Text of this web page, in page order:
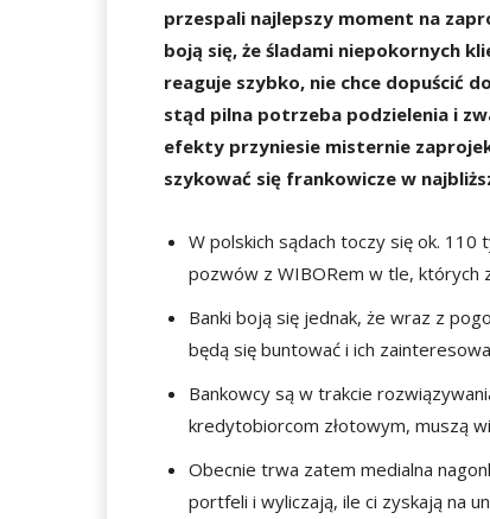
przespali najlepszy moment na
boją się, że śladami niepokornych
reaguje szybko, nie chce dopuścić
stąd pilna potrzeba podzielenia i
efekty przyniesie misternie
szykować się frankowicze w
W polskich sądach toczy się ok. 110
pozwów z WIBORem w tle, których
Banki boją się jednak, że wraz z
będą się buntować i ich
Bankowcy są w trakcie
kredytobiorcom złotowym, muszą
Obecnie trwa zatem medialna
portfeli i wyliczają, ile ci zyskają na